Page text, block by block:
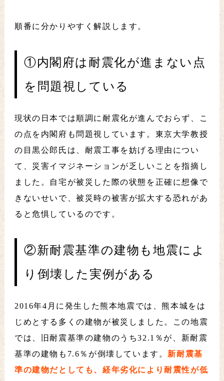
順番に分かりやすく解説します。
①内閣府は耐震化が進まない点
を問題視している
現状の日本では順調に耐震化が進んでおらず、こ
の点を内閣府も問題視しています。東京大学教授
の目黒公郎氏は、耐震工事を妨げる理由につい
て、災害イマジネーションが乏しいことを指摘し
ました。自宅が被災した際の状態を正確に想像で
きないせいで、被災時の被害が拡大する恐れがあ
ると危惧しているのです。
②新耐震基準の建物も地震によ
り倒壊した実例がある
2016年4月に発生した熊本地震では、熊本城をは
じめとする多くの建物が被災しました。この地震
では、旧耐震基準の建物のうち32.1％が、新耐震
基準の建物も7.6％が倒壊しています。 新耐震基
準の建物だとしても、経年劣化により耐震性が低